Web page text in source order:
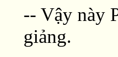
-- Vậy này
giảng.